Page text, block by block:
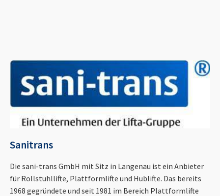
Sanitrans
Die sani-trans GmbH mit Sitz in Langenau ist ein Anbieter
für Rollstuhllifte, Plattformlifte und Hublifte. Das bereits
1968 gegründete und seit 1981 im Bereich Plattformlifte